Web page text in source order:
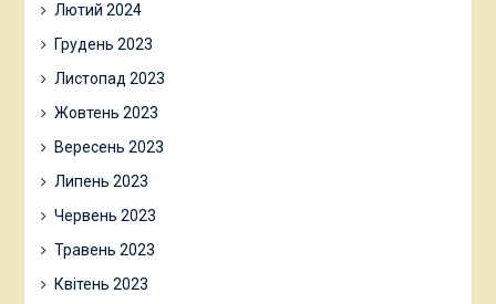
Лютий 2024
Грудень 2023
Листопад 2023
Жовтень 2023
Вересень 2023
Липень 2023
Червень 2023
Травень 2023
Квітень 2023